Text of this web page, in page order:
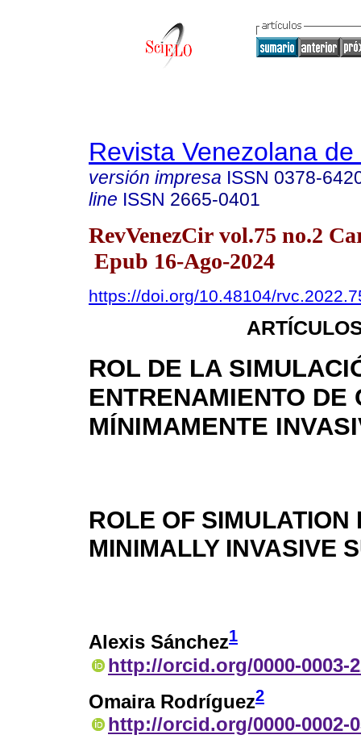
Revista Venezolana
versión impresa ISSN 0378-
line ISSN 2665-0401
RevVenezCir vol.75 no.2
Epub 16-Ago-2024
https://doi.org/10.48104/
ROL DE LA
ENTRENAMIENTO DE
MÍNIMAMENTE
ROLE OF SIMULATION
MINIMALLY INVASIVE
Alexis Sánchez1
http://orcid.org/0000-0003-
Omaira Rodríguez2
http://orcid.org/0000-0002-